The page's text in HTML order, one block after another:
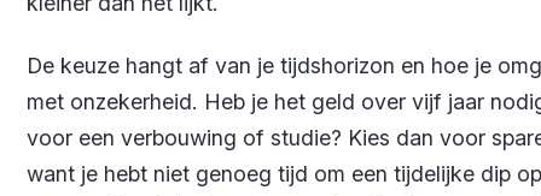
De keuze hangt af van je tijdshorizon en hoe je
met onzekerheid. Heb je het geld over vijf jaar
voor een verbouwing of studie? Kies dan voor
want je hebt niet genoeg tijd om een tijdelijke dip